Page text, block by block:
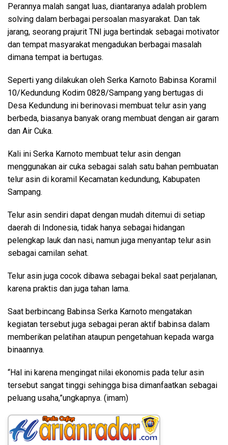
Perannya malah sangat luas, diantaranya adalah problem
solving dalam berbagai persoalan masyarakat. Dan tak
jarang, seorang prajurit TNI juga bertindak sebagai motivator
dan tempat masyarakat mengadukan berbagai masalah
dimana tempat ia bertugas.
Seperti yang dilakukan oleh Serka Karnoto Babinsa Koramil
10/Kedundung Kodim 0828/Sampang yang bertugas di
Desa Kedundung ini berinovasi membuat telur asin yang
berbeda, biasanya banyak orang membuat dengan air garam
dan Air Cuka.
Kali ini Serka Karnoto membuat telur asin dengan
menggunakan air cuka sebagai salah satu bahan pembuatan
telur asin di koramil Kecamatan kedundung, Kabupaten
Sampang.
Telur asin sendiri dapat dengan mudah ditemui di setiap
daerah di Indonesia, tidak hanya sebagai hidangan
pelengkap lauk dan nasi, namun juga menyantap telur asin
sebagai camilan sehat.
Telur asin juga cocok dibawa sebagai bekal saat perjalanan,
karena praktis dan juga tahan lama.
Saat berbincang Babinsa Serka Karnoto mengatakan
kegiatan tersebut juga sebagai peran aktif babinsa dalam
memberikan pelatihan ataupun pengetahuan kepada warga
binaannya.
“Hal ini karena mengingat nilai ekonomis pada telur asin
tersebut sangat tinggi sehingga bisa dimanfaatkan sebagai
peluang usaha,”ungkapnya. (imam)